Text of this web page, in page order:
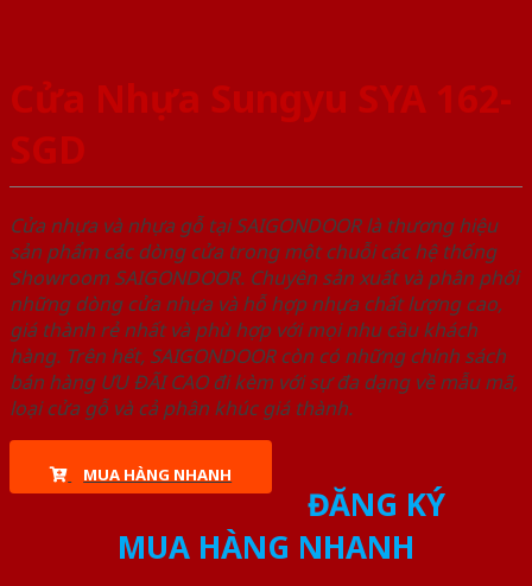
Cửa Nhựa Sungyu SYA 162-
SGD
Cửa nhựa và nhựa gỗ tại SAIGONDOOR là thương hiệu
sản phẩm các dòng cửa trong một chuỗi các hệ thống
Showroom SAIGONDOOR. Chuyên sản xuất và phân phối
những dòng cửa nhựa và hỗ hợp nhựa chất lượng cao,
giá thành rẻ nhất và phù hợp với mọi nhu cầu khách
hàng. Trên hết, SAIGONDOOR còn có những chính sách
bán hàng ƯU ĐÃI CAO đi kèm với sự đa dạng về mẫu mã,
loại cửa gỗ và cả phân khúc giá thành.
MUA HÀNG NHANH
ĐĂNG KÝ
MUA HÀNG NHANH